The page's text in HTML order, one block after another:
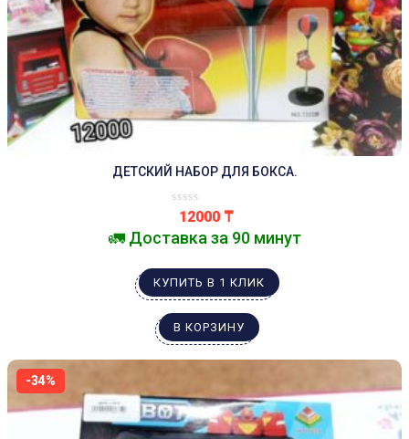
ДЕТСКИЙ НАБОР ДЛЯ БОКСА.
12000 ₸
🚛 Доставка за 90 минут
КУПИТЬ В 1 КЛИК
В КОРЗИНУ
-34%